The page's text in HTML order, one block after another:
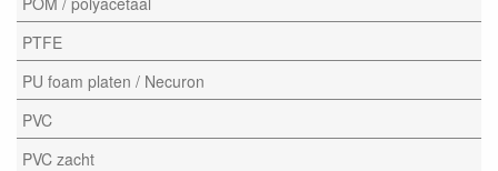
PTFE
PU foam platen / Necuron
PVC
PVC zacht